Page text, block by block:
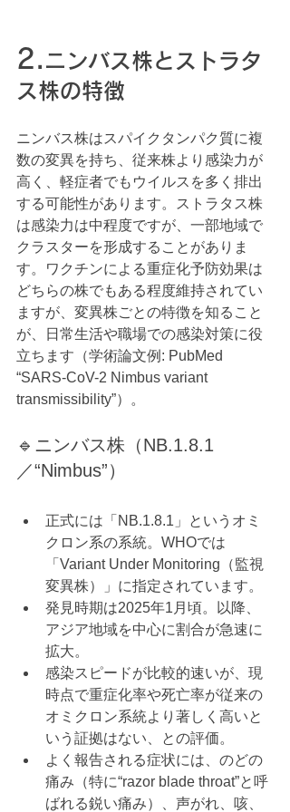
2. ニンバス株とストラタ
ス株の特徴
ニンバス株はスパイクタンパク質に複
数の変異を持ち、従来株より感染力が
高く、軽症者でもウイルスを多く排出
する可能性があります。ストラタス株
は感染力は中程度ですが、一部地域で
クラスターを形成することがありま
す。ワクチンによる重症化予防効果は
どちらの株でもある程度維持されてい
ますが、変異株ごとの特徴を知ること
が、日常生活や職場での感染対策に役
立ちます（学術論文例: PubMed
“SARS-CoV-2 Nimbus variant
transmissibility”）。
🔹ニンバス株（NB.1.8.1
／“Nimbus”）
正式には「NB.1.8.1」というオミ
クロン系の系統。WHOでは
「Variant Under Monitoring（監視
変異株）」に指定されています。
発見時期は2025年1月頃。以降、
アジア地域を中心に割合が急速に
拡大。
感染スピードが比較的速いが、現
時点で重症化率や死亡率が従来の
オミクロン系統より著しく高いと
いう証拠はない、との評価。
よく報告される症状には、のどの
痛み（特に“razor blade throat”と呼
ばれる鋭い痛み）、声がれ、咳、